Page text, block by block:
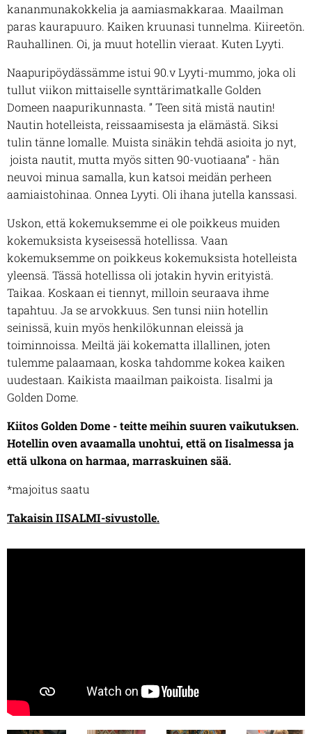
kananmunakokkelia ja aamiasmakkaraa. Maailman
paras kaurapuuro. Kaiken kruunasi tunnelma. Kiireetön.
Rauhallinen. Oi, ja muut hotellin vieraat. Kuten Lyyti.
Naapuripöydässämme istui 90.v Lyyti-mummo, joka oli
tullut viikon mittaiselle synttärimatkalle Golden
Domeen naapurikunnasta. ” Teen sitä mistä nautin!
Nautin hotelleista, reissaamisesta ja elämästä. Siksi
tulin tänne lomalle. Muista sinäkin tehdä asioita jo nyt,
joista nautit, mutta myös sitten 90-vuotiaana” - hän
neuvoi minua samalla, kun katsoi meidän perheen
aamiaistohinaa. Onnea Lyyti. Oli ihana jutella kanssasi.
Uskon, että kokemuksemme ei ole poikkeus muiden
kokemuksista kyseisessä hotellissa. Vaan
kokemuksemme on poikkeus kokemuksista hotelleista
yleensä. Tässä hotellissa oli jotakin hyvin erityistä.
Taikaa. Koskaan ei tiennyt, milloin seuraava ihme
tapahtuu. Ja se arvokkuus. Sen tunsi niin hotellin
seinissä, kuin myös henkilökunnan eleissä ja
toiminnoissa. Meiltä jäi kokematta illallinen, joten
tulemme palaamaan, koska tahdomme kokea kaiken
uudestaan. Kaikista maailman paikoista. Iisalmi ja
Golden Dome.
Kiitos Golden Dome - teitte meihin suuren vaikutuksen.
Hotellin oven avaamalla unohtui, että on Iisalmessa ja
että ulkona on harmaa, marraskuinen sää.
*majoitus saatu
Takaisin IISALMI-sivustolle.